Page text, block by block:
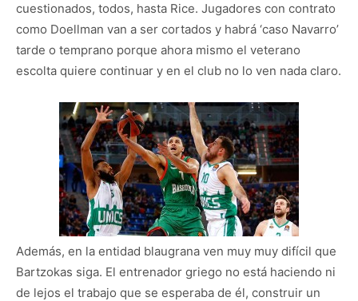
cuestionados, todos, hasta Rice. Jugadores con contrato
como Doellman van a ser cortados y habrá ‘caso Navarro’
tarde o temprano porque ahora mismo el veterano
escolta quiere continuar y en el club no lo ven nada claro.
Además, en la entidad blaugrana ven muy muy difícil que
Bartzokas siga. El entrenador griego no está haciendo ni
de lejos el trabajo que se esperaba de él, construir un